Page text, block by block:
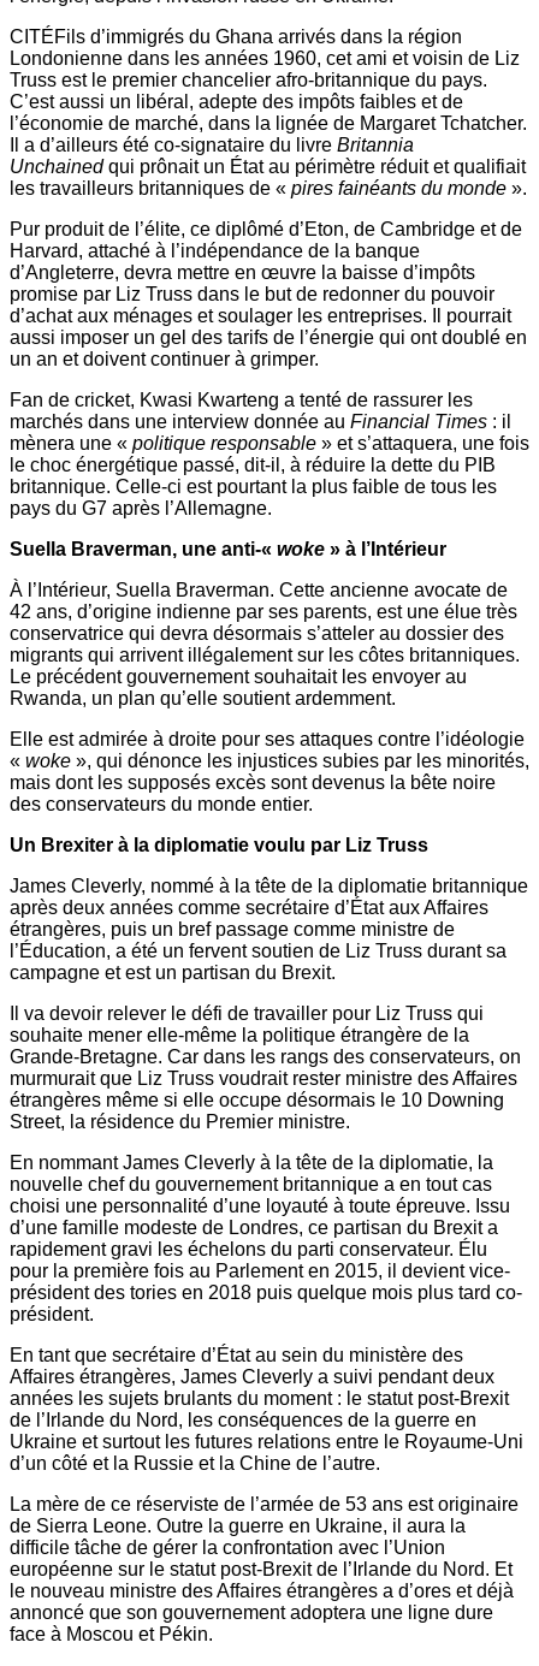
CITÉFils d’immigrés du Ghana arrivés dans la région
Londonienne dans les années 1960, cet ami et voisin de Liz
Truss est le premier chancelier afro-britannique du pays.
C’est aussi un libéral, adepte des impôts faibles et de
l’économie de marché, dans la lignée de Margaret Tchatcher.
Il a d’ailleurs été co-signataire du livre Britannia
Unchainedqui prônait un État au périmètre réduit et qualifiait
les travailleurs britanniques de « pires fainéants du monde ».
Pur produit de l’élite, ce diplômé d’Eton, de Cambridge et de
Harvard, attaché à l’indépendance de la banque
d’Angleterre, devra mettre en œuvre la baisse d’impôts
promise par Liz Truss dans le but de redonner du pouvoir
d’achat aux ménages et soulager les entreprises. Il pourrait
aussi imposer un gel des tarifs de l’énergie qui ont doublé en
un an et doivent continuer à grimper.
Fan de cricket, Kwasi Kwarteng a tenté de rassurer les
marchés dans une interview donnée au Financial Times : il
mènera une « politique responsable » et s’attaquera, une fois
le choc énergétique passé, dit-il, à réduire la dette du PIB
britannique. Celle-ci est pourtant la plus faible de tous les
pays du G7 après l’Allemagne.
Suella Braverman, une anti-« woke » à l’Intérieur
À l’Intérieur, Suella Braverman. Cette ancienne avocate de
42 ans, d’origine indienne par ses parents, est une élue très
conservatrice qui devra désormais s’atteler au dossier des
migrants qui arrivent illégalement sur les côtes britanniques.
Le précédent gouvernement souhaitait les envoyer au
Rwanda, un plan qu’elle soutient ardemment.
Elle est admirée à droite pour ses attaques contre l’idéologie
« woke », qui dénonce les injustices subies par les minorités,
mais dont les supposés excès sont devenus la bête noire
des conservateurs du monde entier.
Un Brexiter à la diplomatie voulu par Liz Truss
James Cleverly, nommé à la tête de la diplomatie britannique
après deux années comme secrétaire d’État aux Affaires
étrangères, puis un bref passage comme ministre de
l’Éducation, a été un fervent soutien de Liz Truss durant sa
campagne et est un partisan du Brexit.
Il va devoir relever le défi de travailler pour Liz Truss qui
souhaite mener elle-même la politique étrangère de la
Grande-Bretagne. Car dans les rangs des conservateurs, on
murmurait que Liz Truss voudrait rester ministre des Affaires
étrangères même si elle occupe désormais le 10 Downing
Street, la résidence du Premier ministre.
En nommant James Cleverly à la tête de la diplomatie, la
nouvelle chef du gouvernement britannique a en tout cas
choisi une personnalité d’une loyauté à toute épreuve. Issu
d’une famille modeste de Londres, ce partisan du Brexit a
rapidement gravi les échelons du parti conservateur. Élu
pour la première fois au Parlement en 2015, il devient vice-
président des tories en 2018 puis quelque mois plus tard co-
président.
En tant que secrétaire d’État au sein du ministère des
Affaires étrangères, James Cleverly a suivi pendant deux
années les sujets brulants du moment : le statut post-Brexit
de l’Irlande du Nord, les conséquences de la guerre en
Ukraine et surtout les futures relations entre le Royaume-Uni
d’un côté et la Russie et la Chine de l’autre.
La mère de ce réserviste de l’armée de 53 ans est originaire
de Sierra Leone. Outre la guerre en Ukraine, il aura la
difficile tâche de gérer la confrontation avec l’Union
européenne sur le statut post-Brexit de l’Irlande du Nord. Et
le nouveau ministre des Affaires étrangères a d’ores et déjà
annoncé que son gouvernement adoptera une ligne dure
face à Moscou et Pékin.